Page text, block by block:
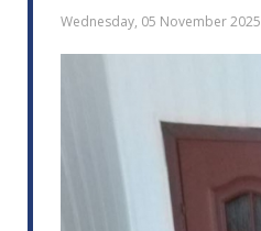
Wednesday, 05 November 2025